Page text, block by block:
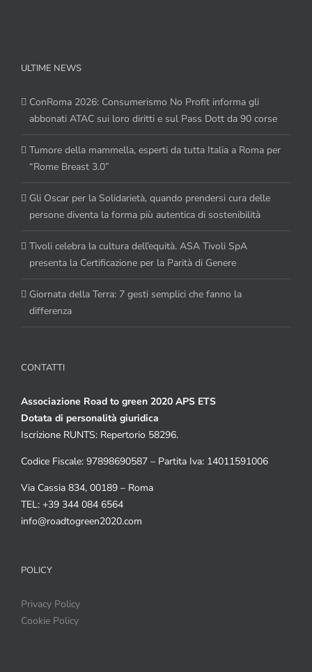
ULTIME NEWS
ConRoma 2026: Consumerismo No Profit informa gli
abbonati ATAC sui loro diritti e sul Pass Dott da 90 corse
Tumore della mammella, esperti da tutta Italia a Roma per
“Rome Breast 3.0”
Gli Oscar per la Solidarietà, quando prendersi cura delle
persone diventa la forma più autentica di sostenibilità
Tivoli celebra la cultura dell’equità. ASA Tivoli SpA
presenta la Certificazione per la Parità di Genere
Giornata della Terra: 7 gesti semplici che fanno la
differenza
CONTATTI
Associazione Road to green 2020 APS ETS
Dotata di personalità giuridica
Iscrizione RUNTS: Repertorio 58296.
Codice Fiscale: 97898690587 – Partita Iva: 14011591006
Via Cassia 834, 00189 – Roma
TEL: +39 344 084 6564
info@roadtogreen2020.com
POLICY
Privacy Policy
Cookie Policy